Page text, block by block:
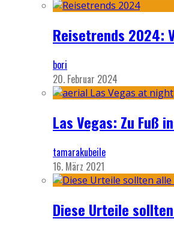
Reisetrends 2024:
bori
20. Februar 2024
Las Vegas: Zu Fuß
tamarakubeile
16. März 2021
Diese Urteile